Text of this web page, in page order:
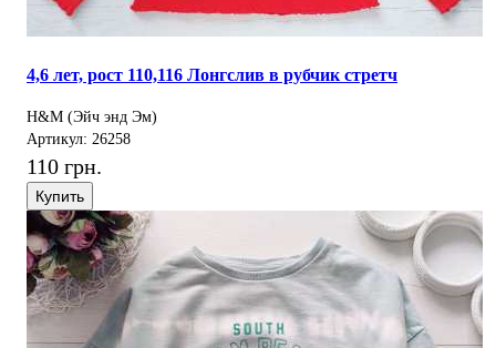
4,6 лет, рост 110,116 Лонгслив в рубчик стретч
H&M (Эйч энд Эм)
Артикул: 26258
110 грн.
Купить